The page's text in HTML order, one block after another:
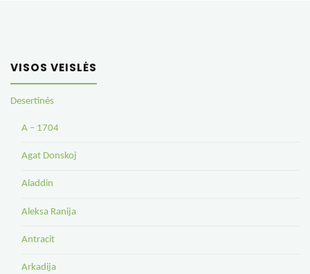
VISOS VEISLĖS
Desertinės
A – 1704
Agat Donskoj
Aladdin
Aleksa Ranija
Antracit
Arkadija